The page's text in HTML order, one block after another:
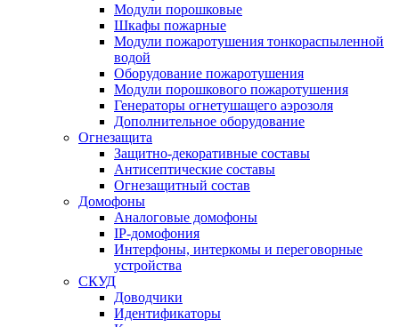
Модули порошковые
Шкафы пожарные
Модули пожаротушения тонкораспыленной
водой
Оборудование пожаротушения
Модули порошкового пожаротушения
Генераторы огнетушащего аэрозоля
Дополнительное оборудование
Огнезащита
Защитно-декоративные составы
Антисептические составы
Огнезащитный состав
Домофоны
Аналоговые домофоны
IP-домофония
Интерфоны, интеркомы и переговорные
устройства
СКУД
Доводчики
Идентификаторы